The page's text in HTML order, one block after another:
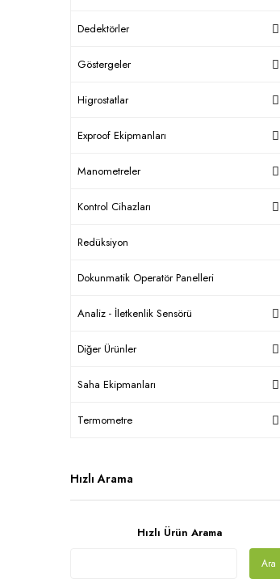
Dedektörler
Göstergeler
Higrostatlar
Exproof Ekipmanları
Manometreler
Kontrol Cihazları
Redüksiyon
Dokunmatik Operatör Panelleri
Analiz - İletkenlik Sensörü
Diğer Ürünler
Saha Ekipmanları
Termometre
Hızlı Arama
Hızlı Ürün Arama
Ara